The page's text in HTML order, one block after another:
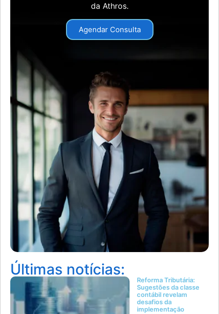
da Athros.
Agendar Consulta
Últimas notícias:
Reforma Tributária:
Sugestões da classe
contábil revelam
desafios da
implementação